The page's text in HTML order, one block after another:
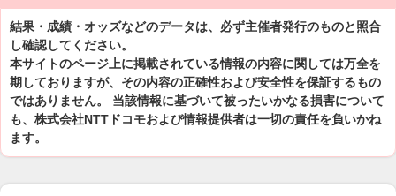
結果・成績・オッズなどのデータは、必ず主催者発行のものと照合
し確認してください。
本サイトのページ上に掲載されている情報の内容に関しては万全を
期しておりますが、その内容の正確性および安全性を保証するもの
ではありません。 当該情報に基づいて被ったいかなる損害について
も、株式会社NTTドコモおよび情報提供者は一切の責任を負いかね
ます。